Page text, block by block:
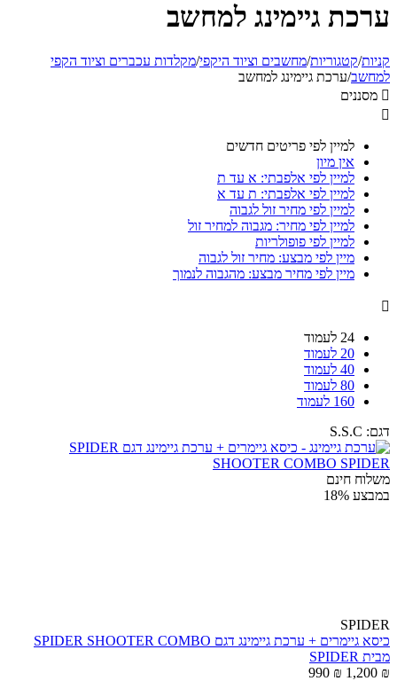
ערכת גיימינג למחשב
קניות/קטגוריות/מחשבים וציוד היקפי/מקלדות עכברים וציוד הקפי
למחשב/ערכת גיימינג למחשב
 מסננים

למיין לפי פריטים חדשים
אין מיון
למיין לפי אלפבתי: א עד ת
למיין לפי אלפבתי: ת עד א
למיין לפי מחיר זול לגבוה
למיין לפי מחיר: מגבוה למחיר זול
למיין לפי פופולריות
מיין לפי מבצע: מחיר זול לגבוה
מיין לפי מחיר מבצע: מהגבוה לנמוך

24 לעמוד
20 לעמוד
40 לעמוד
80 לעמוד
160 לעמוד
דגם: S.S.C
משלוח חינם
במבצע 18%
SPIDER
כיסא גיימרים + ערכת גיימינג דגם SPIDER SHOOTER COMBO
מבית SPIDER
1,200 ₪
990 ₪